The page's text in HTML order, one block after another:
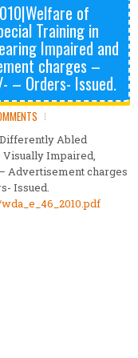
of
Training in
Impaired and
charges –
– Orders- Issued.
Differently Abled
Visually Impaired,
Advertisement charges
Issued.